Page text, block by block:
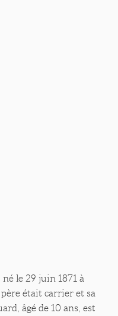
le 29 juin 1871 à
était carrier et sa
âgé de 10 ans, est